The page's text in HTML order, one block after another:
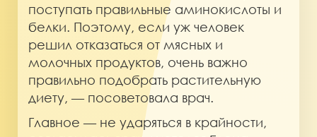
поступать правильные аминокислоты и
белки. Поэтому, если уж человек
решил отказаться от мясных и
молочных продуктов, очень важно
правильно подобрать растительную
диету, — посоветовала врач.
Главное — не ударяться в крайности,